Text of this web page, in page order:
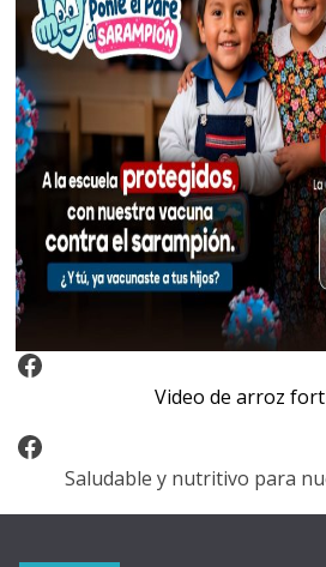
Video Arroz Fortificado
Video de arroz
Facebook
Saludable y nutritivo para